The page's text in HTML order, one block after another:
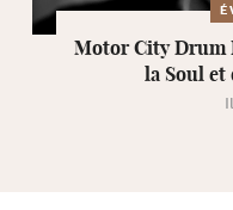
Motor City Drum
la Soul et